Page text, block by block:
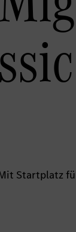
Startplatz